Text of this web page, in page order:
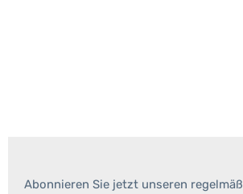
Abonnieren Sie jetzt unseren